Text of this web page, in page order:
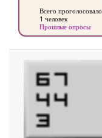
Всего проголосовало
1 человек
Прошлые опросы